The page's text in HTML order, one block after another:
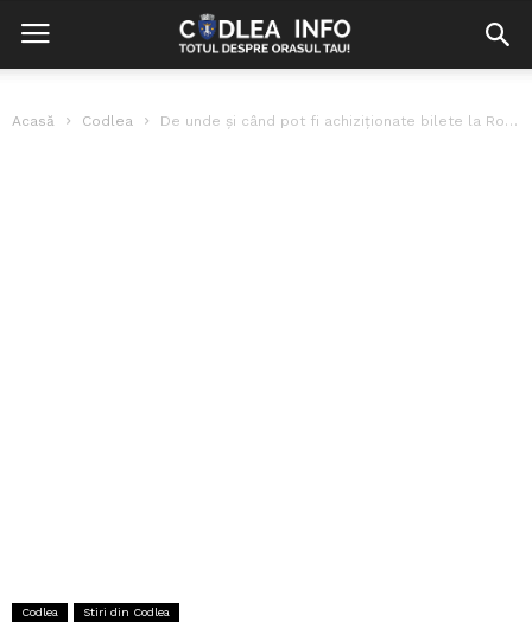
Acasă Codlea De unde și când pot fi achiziționate bilete la Romanian Music Awards...
Codlea Stiri din Codlea